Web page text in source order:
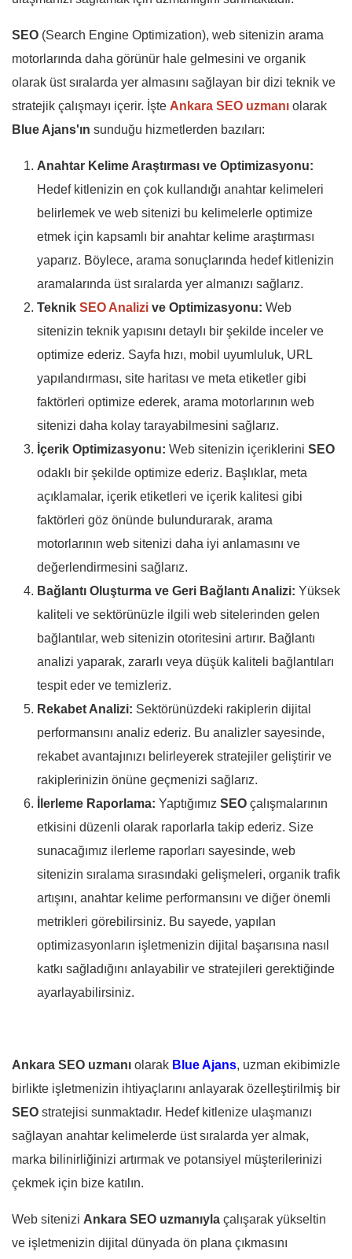
SEO (Search Engine Optimization), web sitenizin arama
motorlarında daha görünür hale gelmesini ve organik
olarak üst sıralarda yer almasını sağlayan bir dizi teknik ve
stratejik çalışmayı içerir. İşte Ankara SEO uzmanı olarak
Blue Ajans'ın sunduğu hizmetlerden bazıları:
Anahtar Kelime Araştırması ve Optimizasyonu:
Hedef kitlenizin en çok kullandığı anahtar kelimeleri
belirlemek ve web sitenizi bu kelimelerle optimize
etmek için kapsamlı bir anahtar kelime araştırması
yaparız. Böylece, arama sonuçlarında hedef kitlenizin
aramalarında üst sıralarda yer almanızı sağlarız.
Teknik SEO Analizi ve Optimizasyonu: Web
sitenizin teknik yapısını detaylı bir şekilde inceler ve
optimize ederiz. Sayfa hızı, mobil uyumluluk, URL
yapılandırması, site haritası ve meta etiketler gibi
faktörleri optimize ederek, arama motorlarının web
sitenizi daha kolay tarayabilmesini sağlarız.
İçerik Optimizasyonu: Web sitenizin içeriklerini SEO
odaklı bir şekilde optimize ederiz. Başlıklar, meta
açıklamalar, içerik etiketleri ve içerik kalitesi gibi
faktörleri göz önünde bulundurarak, arama
motorlarının web sitenizi daha iyi anlamasını ve
değerlendirmesini sağlarız.
Bağlantı Oluşturma ve Geri Bağlantı Analizi: Yüksek
kaliteli ve sektörünüzle ilgili web sitelerinden gelen
bağlantılar, web sitenizin otoritesini artırır. Bağlantı
analizi yaparak, zararlı veya düşük kaliteli bağlantıları
tespit eder ve temizleriz.
Rekabet Analizi: Sektörünüzdeki rakiplerin dijital
performansını analiz ederiz. Bu analizler sayesinde,
rekabet avantajınızı belirleyerek stratejiler geliştirir ve
rakiplerinizin önüne geçmenizi sağlarız.
İlerleme Raporlama: Yaptığımız SEO çalışmalarının
etkisini düzenli olarak raporlarla takip ederiz. Size
sunacağımız ilerleme raporları sayesinde, web
sitenizin sıralama sırasındaki gelişmeleri, organik trafik
artışını, anahtar kelime performansını ve diğer önemli
metrikleri görebilirsiniz. Bu sayede, yapılan
optimizasyonların işletmenizin dijital başarısına nasıl
katkı sağladığını anlayabilir ve stratejileri gerektiğinde
ayarlayabilirsiniz.
Ankara SEO uzmanı olarak Blue Ajans, uzman ekibimizle
birlikte işletmenizin ihtiyaçlarını anlayarak özelleştirilmiş bir
SEO stratejisi sunmaktadır. Hedef kitlenize ulaşmanızı
sağlayan anahtar kelimelerde üst sıralarda yer almak,
marka bilinirliğinizi artırmak ve potansiyel müşterilerinizi
çekmek için bize katılın.
Web sitenizi Ankara SEO uzmanıyla çalışarak yükseltin
ve işletmenizin dijital dünyada ön plana çıkmasını